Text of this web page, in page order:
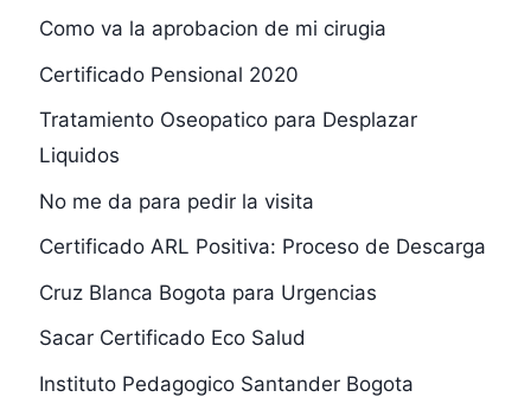
Como va la aprobacion de mi cirugia
Certificado Pensional 2020
Tratamiento Oseopatico para Desplazar
Liquidos
No me da para pedir la visita
Certificado ARL Positiva: Proceso de Descarga
Cruz Blanca Bogota para Urgencias
Sacar Certificado Eco Salud
Instituto Pedagogico Santander Bogota